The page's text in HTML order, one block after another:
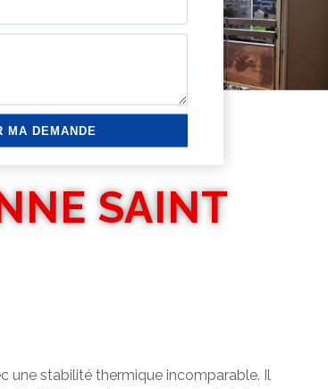
SAINT
une stabilité thermique incomparable. Il